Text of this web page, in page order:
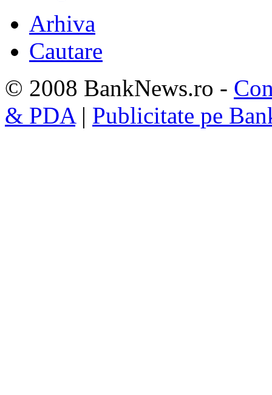
Arhiva
Cautare
© 2008 BankNews.ro -
& PDA| Publicitate pe